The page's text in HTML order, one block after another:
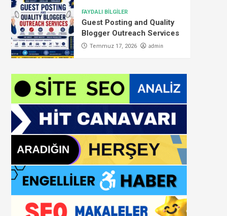
FAYDALI BİLGİLER
Guest Posting and Quality
Blogger Outreach Services
Temmuz 17, 2026 admin